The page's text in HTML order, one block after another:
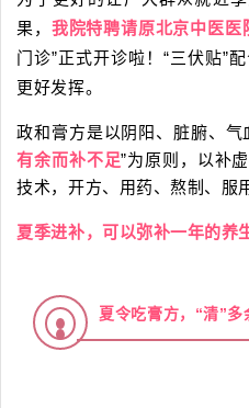
果， 我院特聘请原北京中医医
门诊”正式开诊啦！“三伏贴”
更好发挥。
政和膏方是以阴阳、脏腑、
有余而补不足”为原则，以补
技术，开方、用药、熬制、服
夏季进补，可以弥补一年的养
夏令吃膏方，“清”多